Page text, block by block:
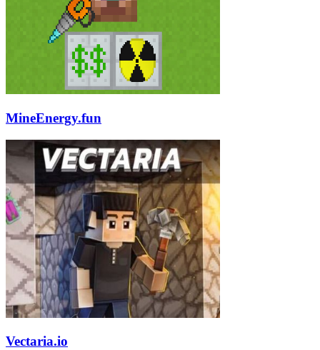
MineEnergy.fun
Vectaria.io